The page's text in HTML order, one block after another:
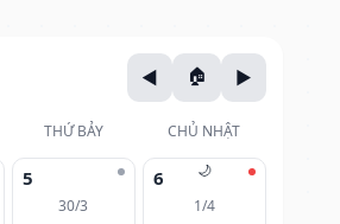
THỨ BẢY CHỦ NHẬT
5
30/3
🌙
6
1/4